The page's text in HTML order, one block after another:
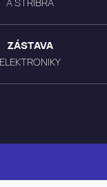
ZÁSTAVA
ELEKTRONIKY